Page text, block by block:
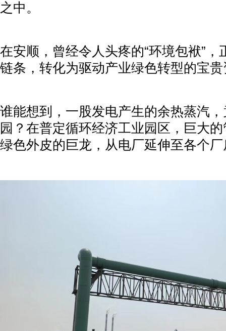
之中。
在安顺，曾经令人头疼的“环境包袱”，
链条，转化为驱动产业绿色转型的宝
谁能想到，一股发电产生的余热蒸汽
园？在普定循环经济工业园区，巨大
绿色外皮的巨龙，从电厂延伸至各个厂